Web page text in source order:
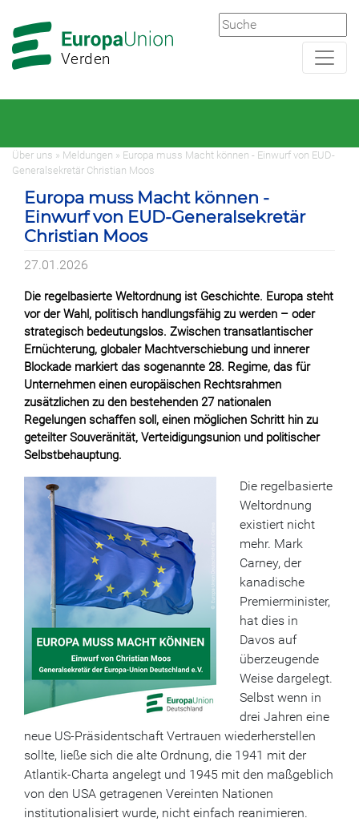
Hauptnavigation
Hauptbereich
Verden
Über uns » Meldungen » Europa muss Macht können - Einwurf von EUD-
Generalsekretär Christian Moos
Europa muss Macht können -
Einwurf von EUD-Generalsekretär
Christian Moos
27.01.2026
Die regelbasierte Weltordnung ist Geschichte. Europa steht
vor der Wahl, politisch handlungsfähig zu werden – oder
strategisch bedeutungslos. Zwischen transatlantischer
Ernüchterung, globaler Machtverschiebung und innerer
Blockade markiert das sogenannte 28. Regime, das für
Unternehmen einen europäischen Rechtsrahmen
zusätzlichen zu den bestehenden 27 nationalen
Regelungen schaffen soll, einen möglichen Schritt hin zu
geteilter Souveränität, Verteidigungsunion und politischer
Selbstbehauptung.
Die regelbasierte
Weltordnung
existiert nicht
mehr. Mark
Carney, der
kanadische
Premierminister,
hat dies in
Davos auf
überzeugende
Weise dargelegt.
Selbst wenn in
drei Jahren eine
neue US-Präsidentschaft Vertrauen wiederherstellen
sollte, ließe sich die alte Ordnung, die 1941 mit der
Atlantik-Charta angelegt und 1945 mit den maßgeblich
von den USA getragenen Vereinten Nationen
institutionalisiert wurde, nicht einfach reanimieren.